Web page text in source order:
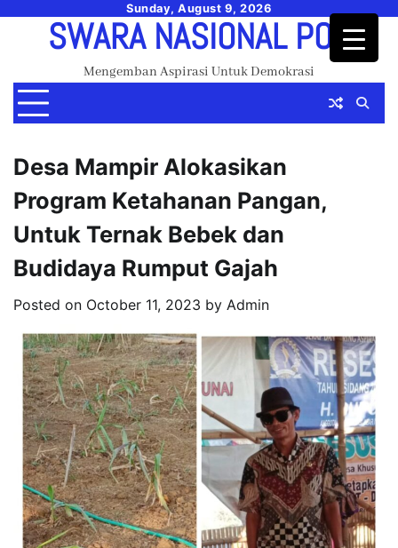
Sunday, August 9, 2026
SWARA NASIONAL POS
Mengemban Aspirasi Untuk Demokrasi
Desa Mampir Alokasikan
Program Ketahanan Pangan,
Untuk Ternak Bebek dan
Budidaya Rumput Gajah
Posted on October 11, 2023 by Admin